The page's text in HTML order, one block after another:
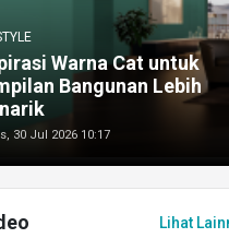
Warna Cat untuk
Bangunan Lebih
30 Jul 2026 10:17
Lihat